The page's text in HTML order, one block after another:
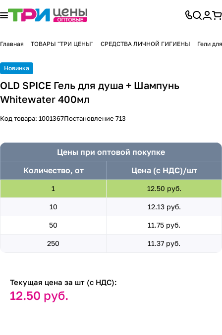
Главная ТОВАРЫ "ТРИ ЦЕНЫ" СРЕДСТВА ЛИЧНОЙ ГИГИЕНЫ Гели
Новинка
OLD SPICE Гель для душа + Шампунь
Whitewater 400мл
Код товара: 1001367Постановление 713
Цены при оптовой покупке
Количество, от
Цена (с НДС)/шт
1 12.50 руб.
10 12.13 руб.
50 11.75 руб.
250 11.37 руб.
Текущая цена за шт (с НДС):
12.50 руб.